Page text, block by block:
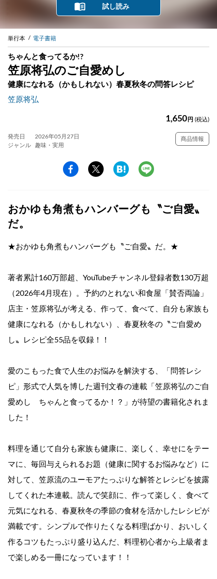
試し読み
単行本 電子書籍
ちゃんと食ってるか!?
笠原将弘のご自愛めし
健康になれる（かもしれない）春夏秋冬の問答レシピ
笠原将弘
1,650 円 (税込)
発売日
2026年05月27日
ジャンル
趣味・実用
商品情報
おかゆも角煮もハンバーグも〝ご自愛〟
だ。
★おかゆも角煮もハンバーグも〝ご自愛〟だ。★
著者累計160万部超、YouTubeチャンネル登録者数130万超
（2026年4月現在）。予約のとれない和食屋「賛否両論」
店主・笠原将弘が考える、作って、食べて、自分も家族も
健康になれる（かもしれない）、春夏秋冬の〝ご自愛め
し〟レシピ全55品を収録！！
愛のこもった食で人生のお悩みを解決する、「問答レシ
ピ」形式で人気を博した週刊文春の連載「笠原将弘のご自
愛めし ちゃんと食ってるか！？」が待望の書籍化されま
した！
料理を通じて自分も家族も健康に、楽しく、幸せにをテー
マに、毎回与えられるお題（健康に関するお悩みなど）に
対して、笠原流のユーモアたっぷりな解答とレシピを披露
してくれた本連載。読んで笑顔に、作って楽しく、食べて
元気になれる、春夏秋冬の季節の食材を活かしたレシピが
満載です。シンプルで作りたくなる料理ばかり、おいしく
作るコツもたっぷり盛り込んだ、料理初心者から上級者ま
で楽しめる一冊になっています！！